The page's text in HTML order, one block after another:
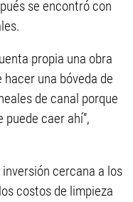
se encontró con
propia una obra
una bóveda de
de canal porque
puede caer ahí”,
cercana a los
costos de limpieza